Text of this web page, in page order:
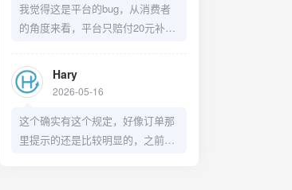
我觉得这是平台的bug，从消费者
的角度来看，平台只赔付20元补偿
了。
Hary
2026-05-16
这个确实有这个规定，好像订单那
里提示的还是比较明显的，之前我